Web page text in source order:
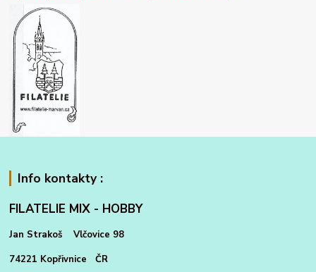
Info kontakty :
FILATELIE MIX - HOBBY
Jan Strakoš Vlčovice 98
74221 Kopřivnice ČR